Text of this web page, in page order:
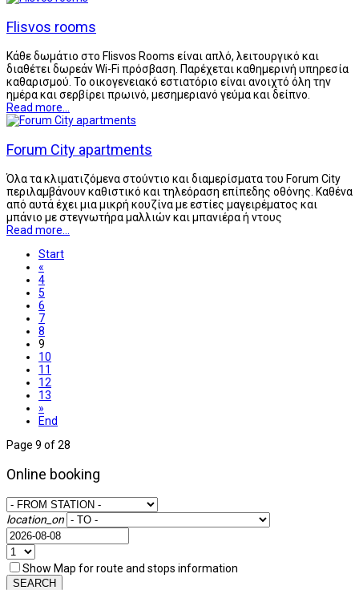
Flisvos rooms
Κάθε δωμάτιο στο Flisvos Rooms είναι απλό, λειτουργικό και
διαθέτει δωρεάν Wi-Fi πρόσβαση. Παρέχεται καθημερινή υπηρεσία
καθαρισμού. Το οικογενειακό εστιατόριο είναι ανοιχτό όλη την
ημέρα και σερβίρει πρωινό, μεσημεριανό γεύμα και δείπνο.
Read more...
Forum City apartments
Όλα τα κλιματιζόμενα στούντιο και διαμερίσματα του Forum City
περιλαμβάνουν καθιστικό και τηλεόραση επίπεδης οθόνης. Καθένα
από αυτά έχει μια μικρή κουζίνα με εστίες μαγειρέματος και
μπάνιο με στεγνωτήρα μαλλιών και μπανιέρα ή ντους
Read more...
Start
«
4
5
6
7
8
9
10
11
12
13
»
End
Page 9 of 28
Online booking
location_on
Show Map for route and stops information
SEARCH